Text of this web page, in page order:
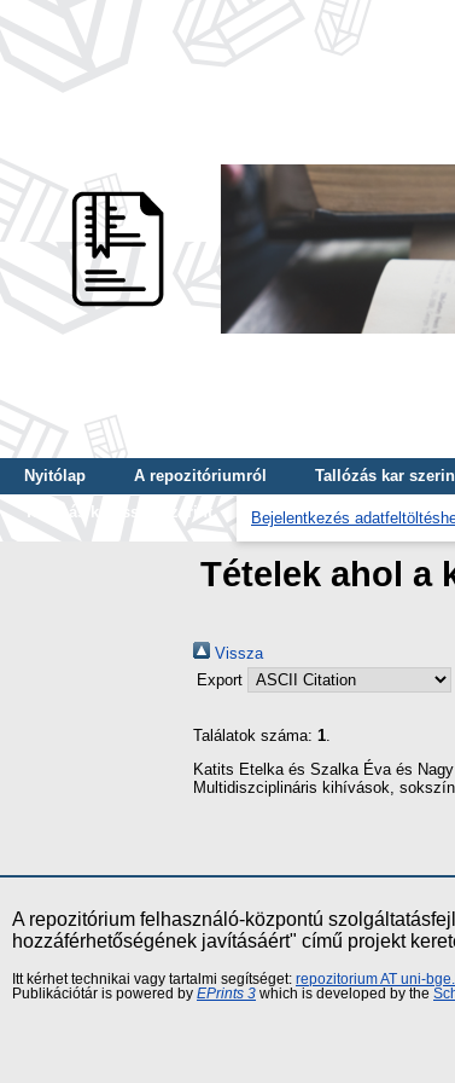
Nyitólap A repozitóriumról Tallózás kar
Tallózás kulcsszó szerint
Bejelentkezés
Tételek ahol a
Vissza
Export
Találatok száma: 1.
Katits Etelka és Szalka Éva és
Multidiszciplináris kihívások,
A repozitórium felhasználó-központú
hozzáférhetőségének javításáért" című projekt
Itt kérhet technikai vagy tartalmi segítséget: repozitorium AT uni-
Publikációtár is powered by EPrints 3 which is developed by the